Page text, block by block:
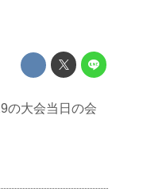
の大会当日の会